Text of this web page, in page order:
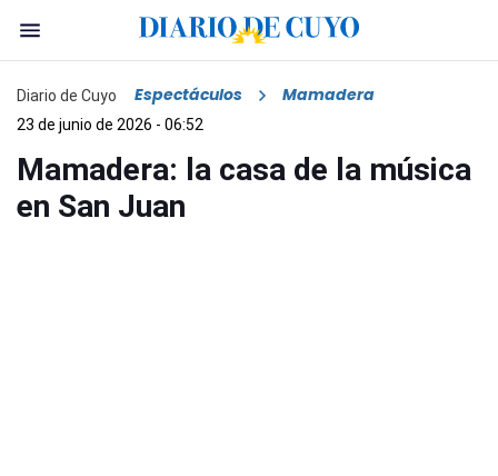
Diario de Cuyo Espectáculos Mamadera
23 de junio de 2026 - 06:52
Mamadera: la casa de la música
en San Juan